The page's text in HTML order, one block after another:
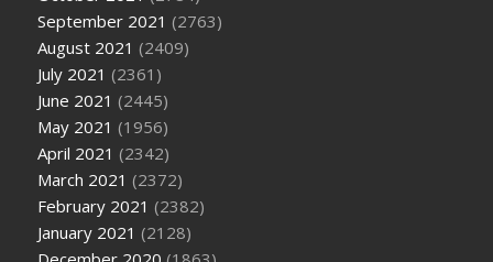
September 2021 (2763)
August 2021 (2409)
July 2021 (2361)
June 2021 (2445)
May 2021 (1956)
April 2021 (2342)
March 2021 (2372)
February 2021 (2382)
January 2021 (2128)